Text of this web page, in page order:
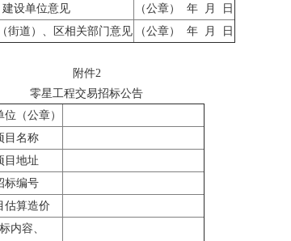
建设单位意见
（公章） 年 月 日
街道）、区相关部门意见
（公章） 年 月 日
附件2
零星工程交易招标公告
位（公章）
目名称
目地址
标编号
估算造价
内容、